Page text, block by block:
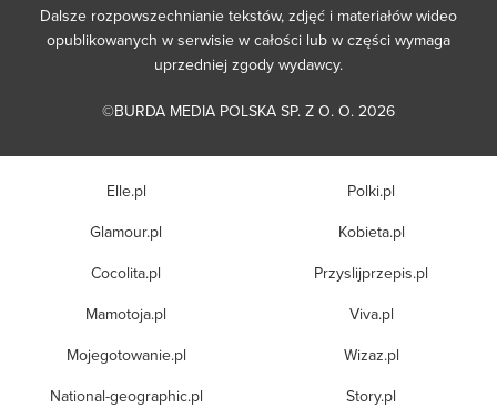
Dalsze rozpowszechnianie tekstów, zdjęć i materiałów wideo
opublikowanych w serwisie w całości lub w części wymaga
uprzedniej zgody wydawcy.
©BURDA MEDIA POLSKA SP. Z O. O. 2026
Elle.pl
Glamour.pl
Cocolita.pl
Mamotoja.pl
Mojegotowanie.pl
National-geographic.pl
Polki.pl
Kobieta.pl
Przyslijprzepis.pl
Viva.pl
Wizaz.pl
Story.pl